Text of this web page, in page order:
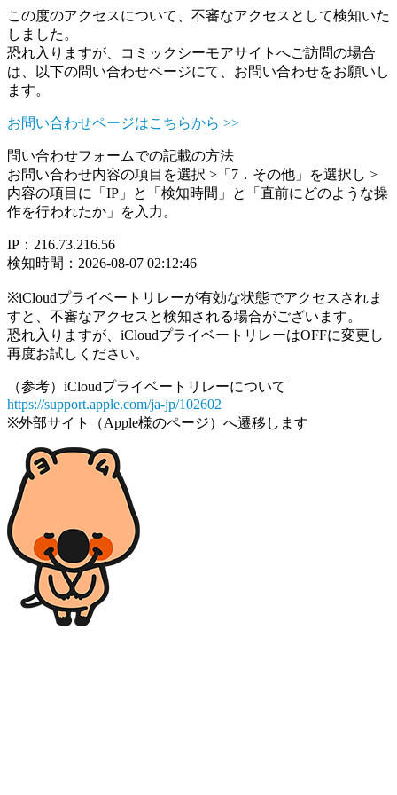
この度のアクセスについて、不審なアクセスとして検知いた
しました。
恐れ入りますが、コミックシーモアサイトへご訪問の場合
は、以下の問い合わせページにて、お問い合わせをお願いし
ます。
お問い合わせページはこちらから >>
問い合わせフォームでの記載の方法
お問い合わせ内容の項目を選択 >「7．その他」を選択し >
内容の項目に「IP」と「検知時間」と「直前にどのような操
作を行われたか」を入力。
IP：216.73.216.56
検知時間：2026-08-07 02:12:46
※iCloudプライベートリレーが有効な状態でアクセスされま
すと、不審なアクセスと検知される場合がございます。
恐れ入りますが、iCloudプライベートリレーはOFFに変更し
再度お試しください。
（参考）iCloudプライベートリレーについて
https://support.apple.com/ja-jp/102602
※外部サイト（Apple様のページ）へ遷移します